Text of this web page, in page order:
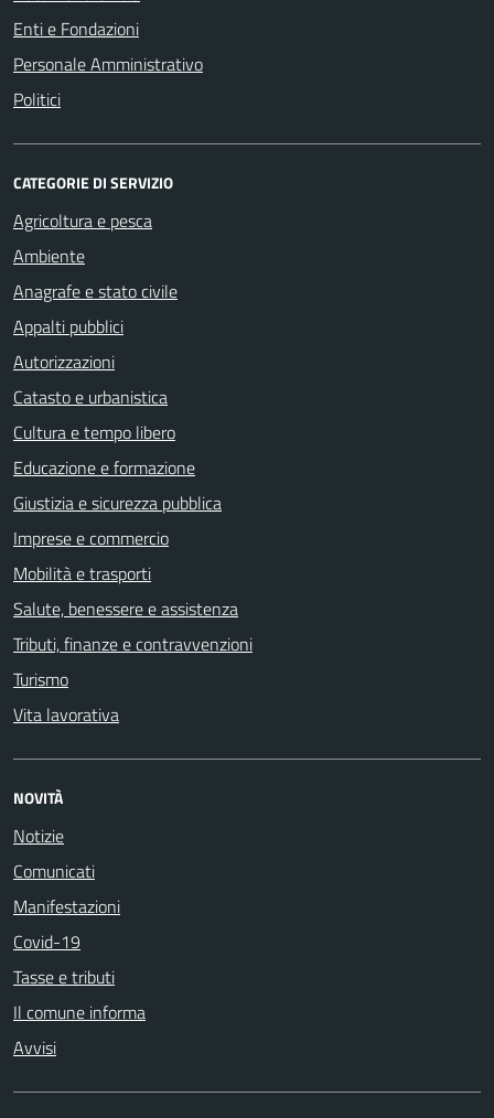
Enti e Fondazioni
Personale Amministrativo
Politici
CATEGORIE DI SERVIZIO
Agricoltura e pesca
Ambiente
Anagrafe e stato civile
Appalti pubblici
Autorizzazioni
Catasto e urbanistica
Cultura e tempo libero
Educazione e formazione
Giustizia e sicurezza pubblica
Imprese e commercio
Mobilità e trasporti
Salute, benessere e assistenza
Tributi, finanze e contravvenzioni
Turismo
Vita lavorativa
NOVITÀ
Notizie
Comunicati
Manifestazioni
Covid-19
Tasse e tributi
Il comune informa
Avvisi